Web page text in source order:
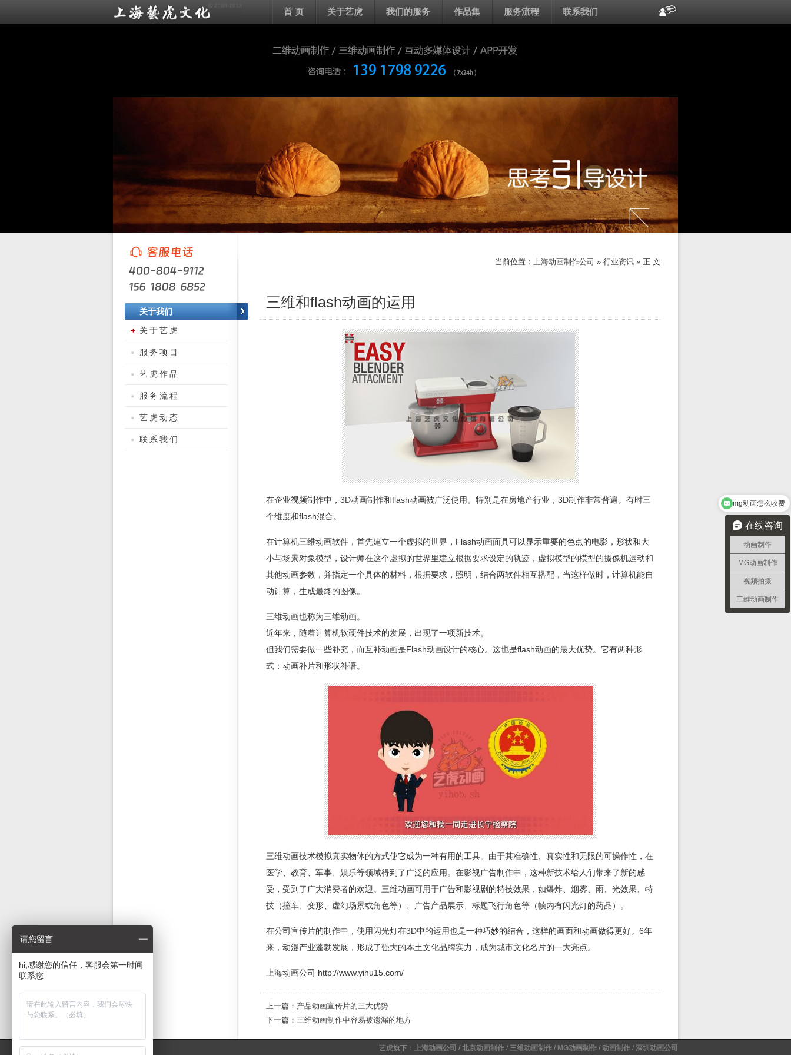
首 页 关于艺虎 我们的服务 作品集 服务流程 联系我们
当前位置： 上海动画制作公司 » 行业资讯 » 正 文
三维和flash动画的运用
在企业视频制作中， 3D动画制作和flash动画被广泛使用。特别是在房地产行业，3D制作非常普遍。有时三
个维度和flash混合。
在计算机三维动画软件，首先建立一个虚拟的世界，Flash动画面具可以显示重要的色点的电影，形状和大
小与场景对象模型，设计师在这个虚拟的世界里建立根据要求设定的轨迹，虚拟模型的模型的摄像机运动和
其他动画参数，并指定一个具体的材料，根据要求，照明，结合两软件相互搭配，当这样做时，计算机能自
动计算，生成最终的图像。
三维动画也称为三维动画。
近年来，随着计算机软硬件技术的发展，出现了一项新技术。
但我们需要做一些补充，而互补动画是Flash动画设计的核心。这也是flash动画的最大优势。它有两种形
式：动画补片和形状补语。
三维动画技术模拟真实物体的方式使它成为一种有用的工具。由于其准确性、真实性和无限的可操作性，在
医学、教育、军事、娱乐等领域得到了广泛的应用。在影视广告制作中，这种新技术给人们带来了新的感
受，受到了广大消费者的欢迎。三维动画可用于广告和影视剧的特技效果，如爆炸、烟雾、雨、光效果、特
技（撞车、变形、虚幻场景或角色等）、广告产品展示、标题飞行角色等（帧内有闪光灯的药品）。
在公司宣传片的制作中，使用闪光灯在3D中的运用也是一种巧妙的结合，这样的画面和动画做得更好。6年
来，动漫产业蓬勃发展，形成了强大的本土文化品牌实力，成为城市文化名片的一大亮点。
上海动画公司 http://www.yihu15.com/
上一篇： 产品动画宣传片的三大优势
下一篇： 三维动画制作中容易被遗漏的地方
关于我们
关于艺虎
服务项目
艺虎作品
服务流程
艺虎动态
联系我们
艺虎旗下： 上海动画公司 / 北京动画制作 / 三维动画制作 / MG动画制作 / 动画制作 / 深圳动画公司
在线咨询
动画制作
MG动画制作
视频拍摄
三维动画制作
mg动画怎么收费
请您留言
hi,感谢您的信任，客服会第一时间
联系您